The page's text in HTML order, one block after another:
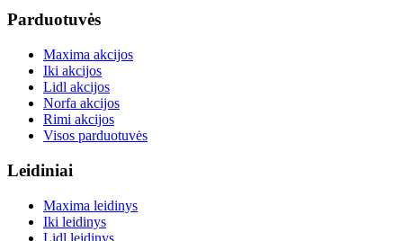
Parduotuvės
Maxima akcijos
Iki akcijos
Lidl akcijos
Norfa akcijos
Rimi akcijos
Visos parduotuvės
Leidiniai
Maxima leidinys
Iki leidinys
Lidl leidinys